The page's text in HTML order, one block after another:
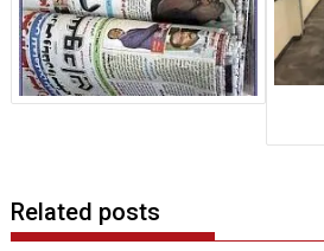
Related posts